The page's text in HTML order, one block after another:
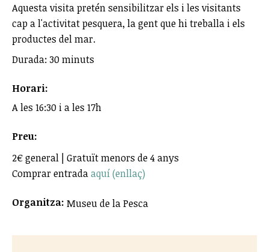
Aquesta visita pretén sensibilitzar els i les visitants
cap a l'activitat pesquera, la gent que hi treballa i els
productes del mar.
Durada: 30 minuts
Horari:
A les 16:30 i a les 17h
Preu:
2€ general | Gratuït menors de 4 anys
Comprar entradaaquí (enllaç)
Organitza: Museu de la Pesca